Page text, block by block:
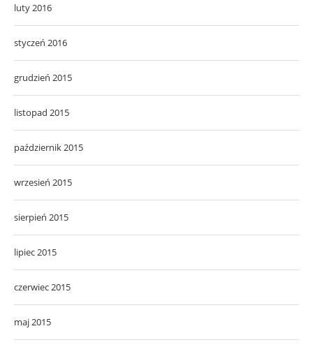
luty 2016
styczeń 2016
grudzień 2015
listopad 2015
październik 2015
wrzesień 2015
sierpień 2015
lipiec 2015
czerwiec 2015
maj 2015